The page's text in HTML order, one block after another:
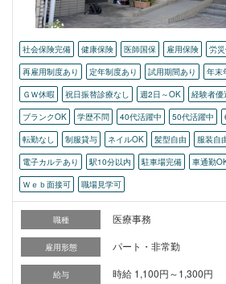
社会保険完備 健康保険 医師国保 雇用保険 労
再雇用制度あり
定年制度あり 試用期間あり 年末
ＧＷ休暇
祝日振替診療なし 週2日～OK 経験者優
ブランクOK
学歴不問 40代活躍中 50代活躍中
転勤なし
制服貸与 ネイルOK 髪型自由 服装自
電子カルテあり
駅10分以内 駐車場完備 車通勤
Ｗｅｂ面接可
職場見学可
職種 医療事務
雇用形態 パート・非常勤
給与 時給 1,100円～1,300円